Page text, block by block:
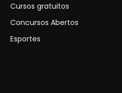
Cursos gratuitos
Concursos Abertos
Esportes